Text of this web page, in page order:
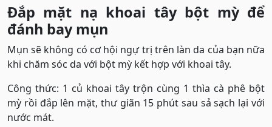
Đắp mặt nạ khoai tây bột mỳ để
đánh bay mụn
Mụn sẽ không có cơ hội ngự trị trên làn da của bạn nữa
khi chăm sóc da với bột mỳ kết hợp với khoai tây.
Công thức: 1 củ khoai tây trộn cùng 1 thìa cà phê bột
mỳ rồi đắp lên mặt, thư giãn 15 phút sau sả sạch lại với
nước mát.